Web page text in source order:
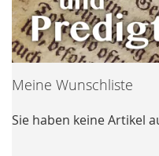
Meine Wunschliste
Sie haben keine Artikel